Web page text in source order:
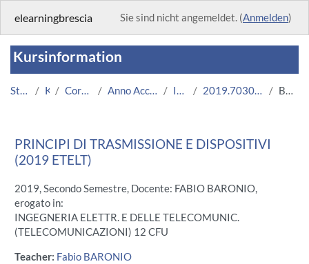
elearningbrescia Sie sind nicht angemeldet. (Anmelden)
Kursinformation
Startseite Kurse Corsi Istituzionali Anno Accademico 2019/2020 Ingegneria 2019.703034.05712-11.N0.15655 Beschreibung
PRINCIPI DI TRASMISSIONE E DISPOSITIVI
(2019 ETELT)
2019, Secondo Semestre, Docente: FABIO BARONIO,
erogato in:
INGEGNERIA ELETTR. E DELLE TELECOMUNIC.
(TELECOMUNICAZIONI) 12 CFU
Teacher: Fabio BARONIO